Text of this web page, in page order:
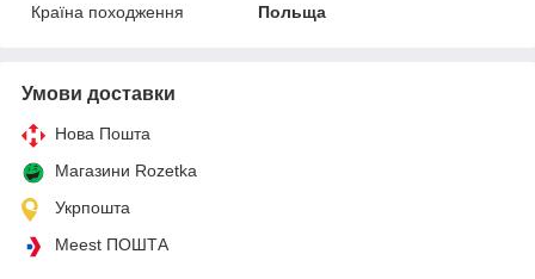
Країна походження
Польща
Умови доставки
Нова Пошта
Магазини Rozetka
Укрпошта
Meest ПОШТА